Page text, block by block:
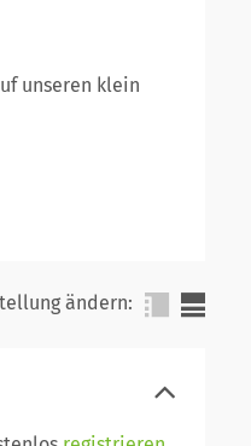
unseren klein
ändern: